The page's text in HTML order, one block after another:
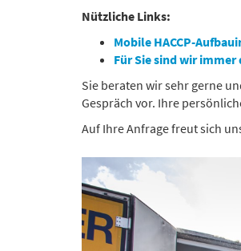
Nützliche Links:
Mobile HACCP-
Für Sie sind wir immer
Sie beraten wir sehr gerne
Gespräch vor. Ihre
Auf Ihre Anfrage freut sich